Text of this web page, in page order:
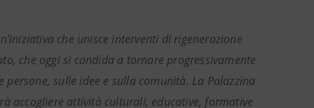
che unisce interventi di rigenerazione
che oggi si candida a tornare progressivamente
sulle idee e sulla comunità. La Palazzina
accogliere attività culturali, educative, formative